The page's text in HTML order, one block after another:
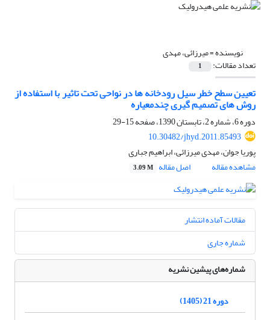
نویسنده =میرزائی، مهدی
تعداد مقالات: 1
تعیین سطح خطر سیل رودخانه ها در نواحی تحت تاثیر با استفاده از
روش های تصمیم گیری چندمعیاره
دوره 6، شماره 2، تابستان 1390، صفحه
15-29
10.30482/jhyd.2011.85493
پوریا جوان، مهدی میرزائی، ابراهیم جباری
مشاهده مقاله
اصل مقاله 3.09 M
مقالات آماده انتشار
شماره جاری
شماره‌های پیشین نشریه
دوره 21 (1405)